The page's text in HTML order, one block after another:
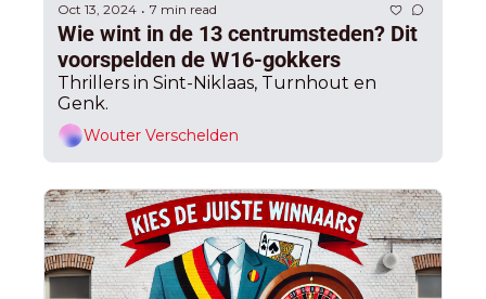
Oct 13, 2024 • 7 min read
Wie wint in de 13 centrumsteden? Dit
voorspelden de W16-gokkers
Thrillers in Sint-Niklaas, Turnhout en
Genk.
Wouter Verschelden